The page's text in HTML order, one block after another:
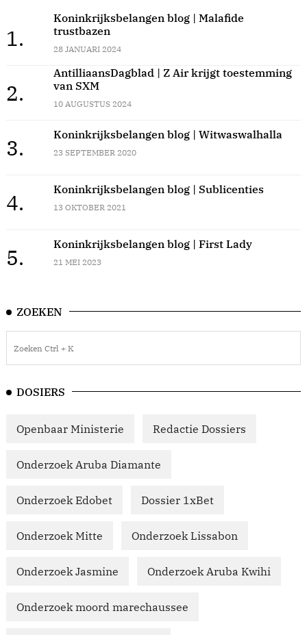
1.
Koninkrijksbelangen blog | Malafide
trustbazen
28 JANUARI 2024
2.
AntilliaansDagblad | Z Air krijgt toestemming
van SXM
10 AUGUSTUS 2024
3.
Koninkrijksbelangen blog | Witwaswalhalla
23 SEPTEMBER 2020
4.
Koninkrijksbelangen blog | Sublicenties
13 OKTOBER 2021
5.
Koninkrijksbelangen blog | First Lady
21 MEI 2023
ZOEKEN
DOSIERS
Openbaar Ministerie Redactie Dossiers
Onderzoek Aruba Diamante
Onderzoek Edobet Dossier 1xBet
Onderzoek Mitte Onderzoek Lissabon
Onderzoek Jasmine Onderzoek Aruba Kwihi
Onderzoek moord marechaussee